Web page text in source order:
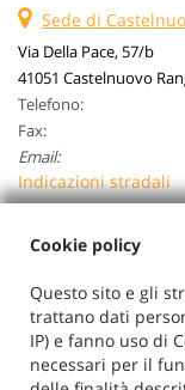
Sede di
Via Della Pace, 57/b
41051 Castelnuovo
Telefono:
Fax:
Email:
Indicazioni stradali
Primovei Auto Srl
Via Della Pace, 57/b,
C.F/P.IVA:03026710362
Registro delle imprese:
Cookie policy
Questo sito e gli
trattano dati
IP) e fanno uso di
necessari per il